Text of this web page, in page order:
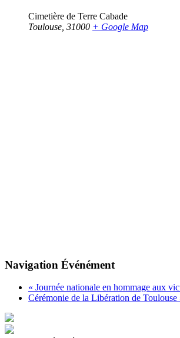
Cimetière de Terre Cabade
Toulouse 31000 + Google Map
Navigation Événément
« Journée nationale en hommage aux
Cérémonie de la Libération de Toulouse